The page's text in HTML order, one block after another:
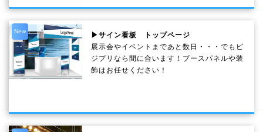
New
▶サイン看板 トップページ
展示会やイベントまであと数日・・・でもビ
ジプリなら間に合います！ブースパネルや装
飾はお任せください！